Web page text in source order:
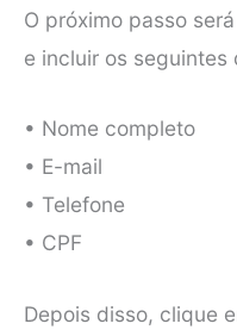
O próximo passo
e incluir os seguintes
• Nome completo
• E-mail
• Telefone
• CPF
Depois disso, clique